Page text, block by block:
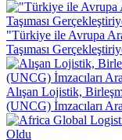
"Türkiye ile Avrupa
Taşıması
Alışan Lojistik,
(UNCG) İmzacıları